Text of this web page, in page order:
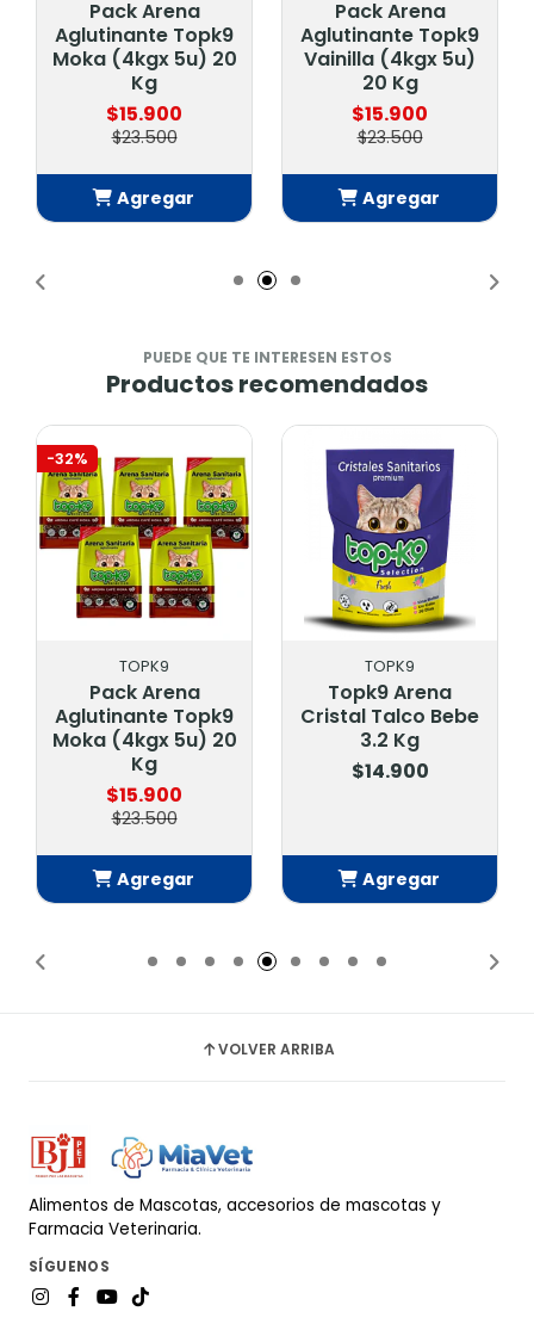
Pack Arena
Topk9
(4kgx 5u) 20
Agregar
Pack Arena
Aglutinante Topk9
Vainilla (4kgx 5u)
Agregar
Rosa
PUEDE QUE TE INTERESEN ESTOS
Productos recomendados
-32%
TOPK9
Pack Arena
Aglutinante Topk9
Moka (4kgx 5u) 20
Kg
$15.900
$23.500
Agregar
TOPK9
Topk9 Arena
Cristal Talco Bebe
3.2 Kg
$14.900
Agregar
VOLVER ARRIBA
Alimentos de Mascotas, accesorios de mascotas y
Farmacia Veterinaria.
SÍGUENOS